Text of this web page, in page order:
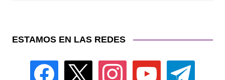
ESTAMOS EN LAS REDES
facebook instagram youtube telegram